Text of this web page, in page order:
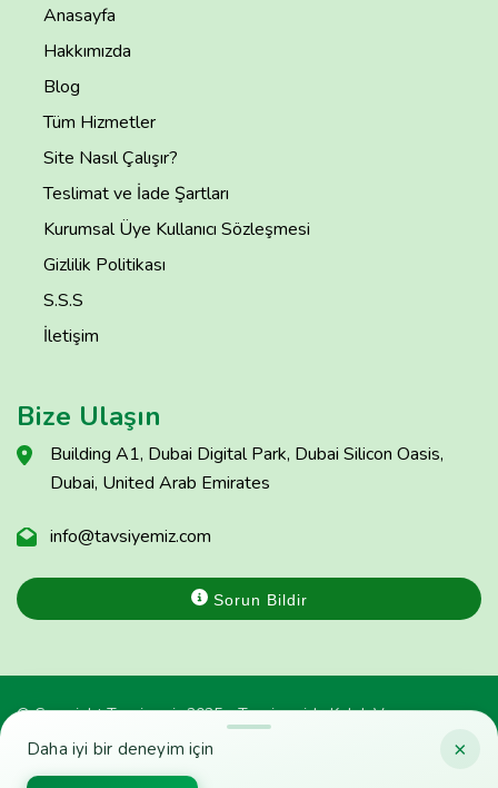
×
Daha iyi bir deneyim için
Anasayfa
Hakkımızda
Blog
Tüm Hizmetler
Site Nasıl Çalışır?
Teslimat ve İade Şartları
Kurumsal Üye Kullanıcı Sözleşmesi
Gizlilik Politikası
S.S.S
İletişim
Bize Ulaşın
Building A1, Dubai Digital Park, Dubai Silicon Oasis,
Dubai, United Arab Emirates
info@tavsiyemiz.com
Sorun Bildir
© Copyright Tavsiyemiz 2025 - Tavsiyemiz'e Kulak Ver